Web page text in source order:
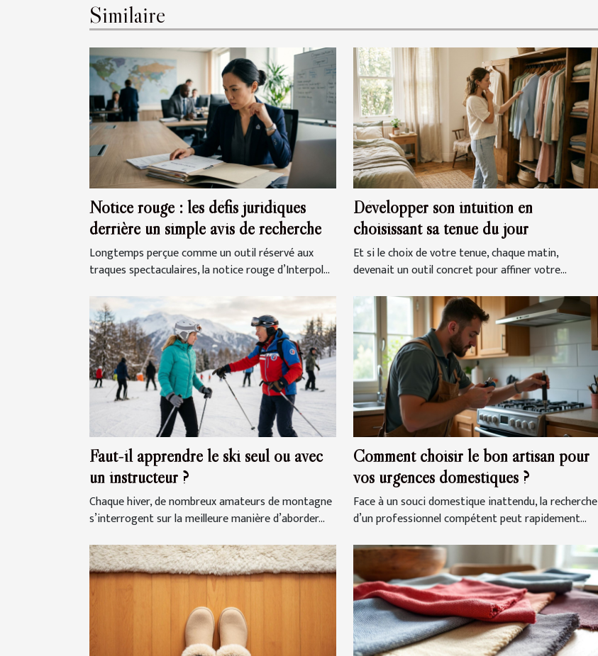
Similaire
Notice rouge : les défis juridiques
derrière un simple avis de recherche
Longtemps perçue comme un outil réservé aux
traques spectaculaires, la notice rouge d’Interpol...
Développer son intuition en
choisissant sa tenue du jour
Et si le choix de votre tenue, chaque matin,
devenait un outil concret pour affiner votre...
Faut-il apprendre le ski seul ou avec
un instructeur ?
Chaque hiver, de nombreux amateurs de montagne
s’interrogent sur la meilleure manière d’aborder...
Comment choisir le bon artisan pour
vos urgences domestiques ?
Face à un souci domestique inattendu, la recherche
d’un professionnel compétent peut rapidement...